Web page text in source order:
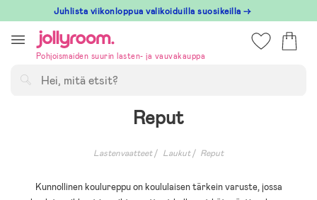
till
innehållet
Juhlista viikonloppua valikoiduilla suosikeilla →
Pohjoismaiden suurin lasten- ja vauvakauppa
Reput
Lastenvaatteet Laukut Reput
Kunnollinen koulureppu on koululaisen tärkein varuste, jossa